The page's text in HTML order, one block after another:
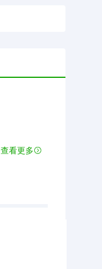
查看更多